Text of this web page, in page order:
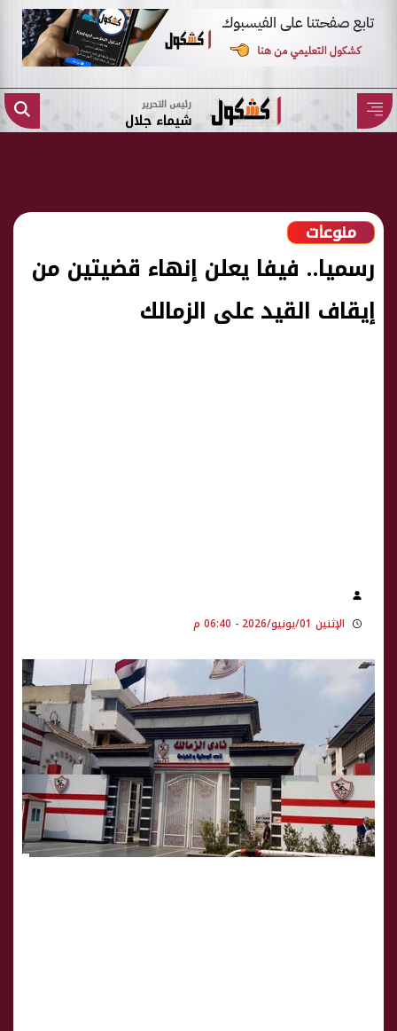
رئيس التحرير
شيماء جلال
منوعات
رسميا.. فيفا يعلن إنهاء قضيتين من
إيقاف القيد على الزمالك
الإثنين 01/يونيو/2026 - 06:40 م